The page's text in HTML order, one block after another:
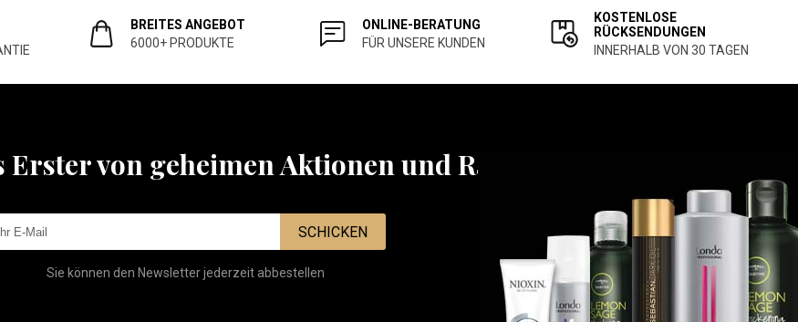
BREITES ANGEBOT
6000+ PRODUKTE
ONLINE-BERATUNG
FÜR UNSERE KUNDEN
KOSTENLOSE
RÜCKSENDUNGEN
INNERHALB VON 30 TAGEN
Erster von geheimen Aktionen und Rabatten
SCHICKEN
Sie können den Newsletter jederzeit abbestellen